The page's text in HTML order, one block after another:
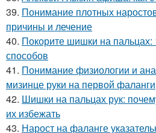
39. Понимание плотных
причины и лечение
40. Покорите шишки на
способов
41. Понимание физиологии и
мизинце руки на первой фаланги
42. Шишки на пальцах рук:
их избежать
43. Нарост на фаланге